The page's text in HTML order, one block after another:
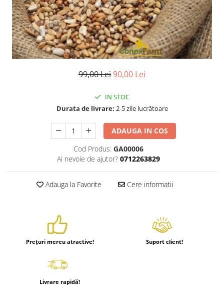
99,00 Lei90,00 Lei
IN STOC
Durata de livrare: 2-5 zile lucrătoare
ADAUGA IN COS
Cod Produs: GA00006
Ai nevoie de ajutor? 0712263829
Adauga la Favorite Cere informatii
Prețuri mereu atractive! Suport client!
Livrare rapidă!